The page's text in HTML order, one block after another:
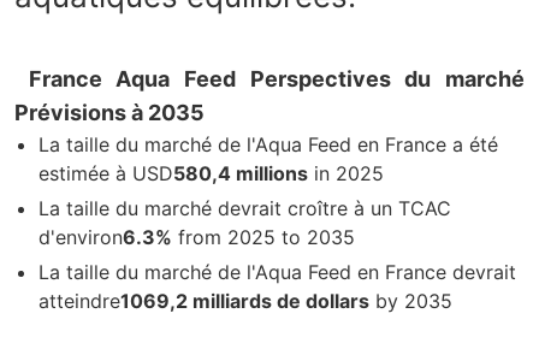
France Aqua Feed Perspectives du marché
Prévisions à 2035
La taille du marché de l'Aqua Feed en France a été
estimée à USD580,4 millions in 2025
La taille du marché devrait croître à un TCAC
d'environ6.3% from 2025 to 2035
La taille du marché de l'Aqua Feed en France devrait
atteindre1069,2 milliards de dollars by 2035